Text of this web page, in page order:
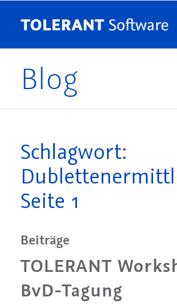
Blog
Schlagwort:
Seite 1
Beiträge
TOLERANT
BvD-Tagung